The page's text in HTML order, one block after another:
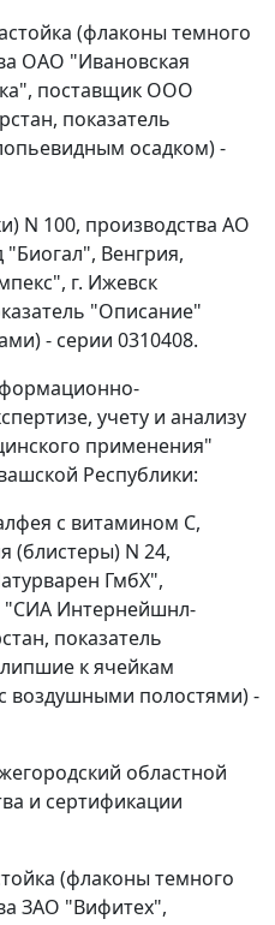
(флаконы темного
ОАО "Ивановская
поставщик ООО
показатель
осадком) -
N 100, производства АО
Венгрия,
г. Ижевск
"Описание"
- серии 0310408.
учету и анализу
применения"
Республики:
с витамином С,
(блистеры) N 24,
ГмбХ",
"СИА Интернейшнл-
показатель
к ячейкам
воздушными полостями) -
областной
и сертификации
(флаконы темного
ЗАО "Вифитех",